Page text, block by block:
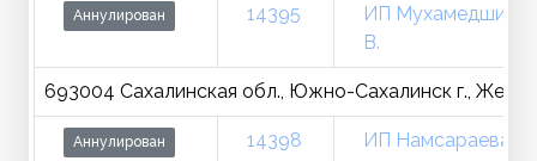
Аннулирован 14395
ИП Мухамедшина
В.
693004 Сахалинская обл., Южно-Сахалинск г.,
Аннулирован 14398 ИП Намсараева З.